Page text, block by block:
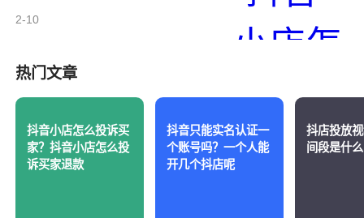
2-10
热门文章
抖音小店怎么投诉买
家？抖音小店怎么投
诉买家退款
抖音只能实名认证一
个账号吗？一个人能
开几个抖店呢
抖店投放
间段是什